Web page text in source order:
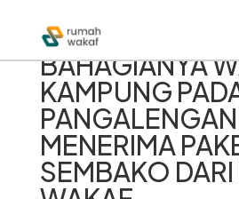
BAHAGIANYA
KAMPUNG
PANGALENGAN
MENERIMA
SEMBAKO